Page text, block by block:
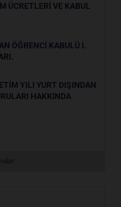
ÜCRETLERI VE KABUL
ÖĞRENCI KABULÜ I.
YILI YURT DIŞINDAN
HAKKINDA